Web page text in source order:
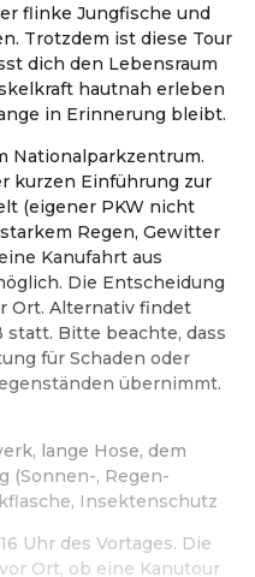
flinke Jungfische und
Trotzdem ist diese Tour
dich den Lebensraum
hautnah erleben
in Erinnerung bleibt.
Nationalparkzentrum.
kurzen Einführung zur
(eigener PKW nicht
Regen, Gewitter
Kanufahrt aus
Die Entscheidung
Ort. Alternativ findet
statt. Bitte beachte, dass
für Schaden oder
übernimmt.
lange Hose, dem
(Sonnen-, Regen-
Insektenschutz
Uhr des Vortages. Die
Ort, ob eine Kanutour